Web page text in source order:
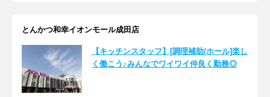
とんかつ和幸イオンモール成田店
【キッチンスタッフ】[調理補助/ホール]楽し
く働こう♪みんなでワイワイ仲良く勤務◎